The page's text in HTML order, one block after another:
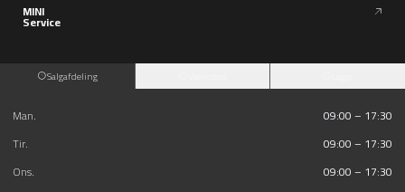
MINI
Service
Salgafdeling
Man.
09:00 – 17:30
Tir.
09:00 – 17:30
Ons.
09:00 – 17:30